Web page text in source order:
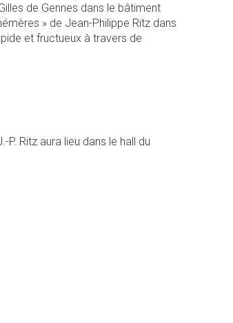
de Gennes dans le bâtiment
» de Jean-Philippe Ritz dans
et fructueux à travers de
Ritz aura lieu dans le hall du